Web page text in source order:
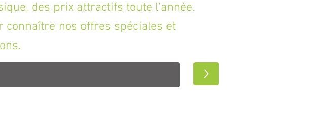
des prix attractifs toute l'année.
nos offres spéciales et
>